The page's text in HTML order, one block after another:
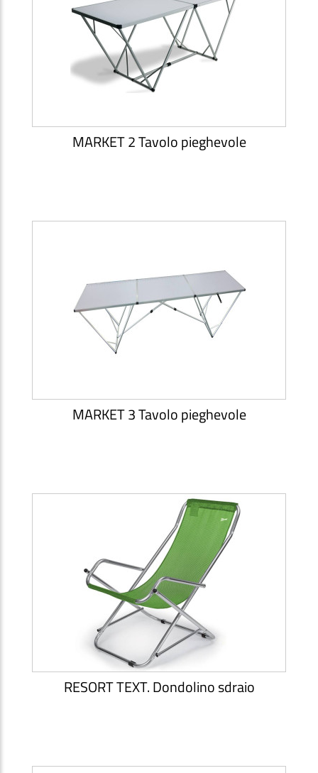
MARKET 2 Tavolo pieghevole
MARKET 3 Tavolo pieghevole
RESORT TEXT. Dondolino sdraio